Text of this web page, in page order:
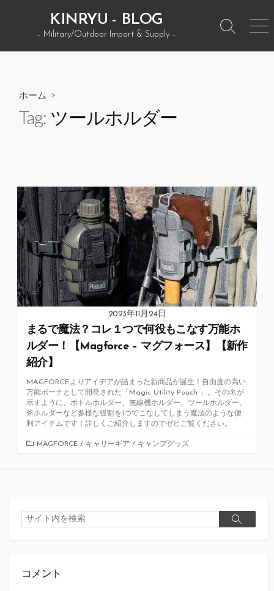
ン
KINRYU - BLOG
– Military/Outdoor Import & Supply –
検
メ
ホーム >
Tag: ツールホルダー
2023年11月24日
まるで魔法？コレ１つで何役もこなす万能ホ
ルダー！【Magforce – マグフォース】【新作
紹介】
MAGFORCEよりアイデアが詰まった新商品が誕生！自由度の高い
万能ポーチとして開発された「Magic Utility Pouch 」。その名が
示すように、ボトルホルダー、無線機ホルダー、ツールホルダー、
斧ホルダーなど多様な役割を1つでこなしてしまう魔法のような便
利アイテムです！詳しくご紹介しますのでゼヒご覧ください。
カ
MAGFORCE / キャリーギア / キャンプグッズ
検
索
検
コメント